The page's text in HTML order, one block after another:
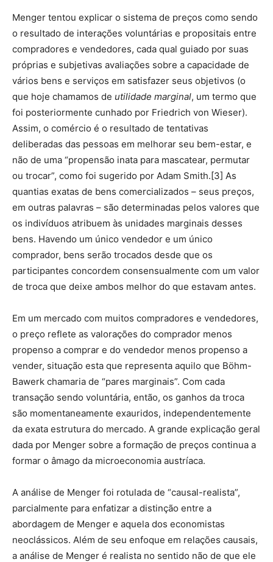
Menger tentou explicar o sistema de preços como sendo
o resultado de interações voluntárias e propositais entre
compradores e vendedores, cada qual guiado por suas
próprias e subjetivas avaliações sobre a capacidade de
vários bens e serviços em satisfazer seus objetivos (o
que hoje chamamos de utilidade marginal, um termo que
foi posteriormente cunhado por Friedrich von Wieser).
Assim, o comércio é o resultado de tentativas
deliberadas das pessoas em melhorar seu bem-estar, e
não de uma “propensão inata para mascatear, permutar
ou trocar”, como foi sugerido por Adam Smith.[3] As
quantias exatas de bens comercializados – seus preços,
em outras palavras – são determinadas pelos valores que
os indivíduos atribuem às unidades marginais desses
bens. Havendo um único vendedor e um único
comprador, bens serão trocados desde que os
participantes concordem consensualmente com um valor
de troca que deixe ambos melhor do que estavam antes.
Em um mercado com muitos compradores e vendedores,
o preço reflete as valorações do comprador menos
propenso a comprar e do vendedor menos propenso a
vender, situação esta que representa aquilo que Böhm-
Bawerk chamaria de “pares marginais”. Com cada
transação sendo voluntária, então, os ganhos da troca
são momentaneamente exauridos, independentemente
da exata estrutura do mercado. A grande explicação geral
dada por Menger sobre a formação de preços continua a
formar o âmago da microeconomia austríaca.
A análise de Menger foi rotulada de “causal-realista”,
parcialmente para enfatizar a distinção entre a
abordagem de Menger e aquela dos economistas
neoclássicos. Além de seu enfoque em relações causais,
a análise de Menger é realista no sentido não de que ele